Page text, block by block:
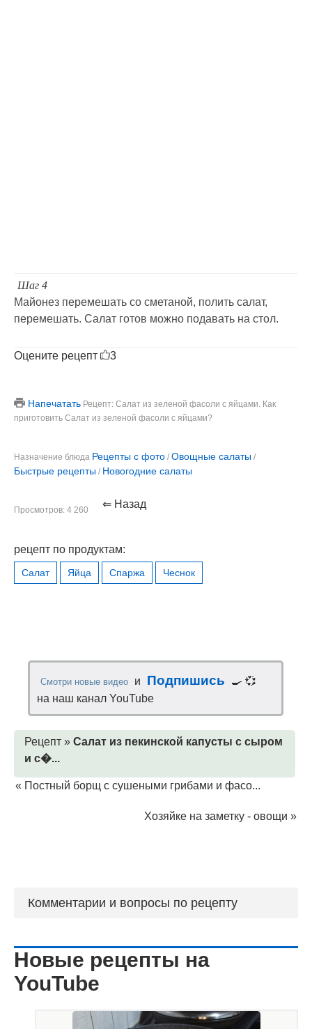
Шаг 4
Майонез перемешать со сметаной, полить салат,
перемешать. Салат готов можно подавать на стол.
Оцените рецепт 3
Напечатать Рецепт: Салат из зеленой фасоли с яйцами. Как
приготовить Салат из зеленой фасоли с яйцами?
Назначение блюда Рецепты с фото / Овощные салаты /
Быстрые рецепты / Новогодние салаты
Просмотров: 4 260 ⇐ Назад
рецепт по продуктам:
Салат Яйца Спаржа Чеснок
Смотри новые видео и Подпишись
🍳 💞
на наш канал YouTube
Рецепт » Салат из пекинской капусты с сыром
и с�...
« Постный борщ с сушеными грибами и фасо...
Хозяйке на заметку - овощи »
Комментарии и вопросы по рецепту
Новые рецепты на
YouTube